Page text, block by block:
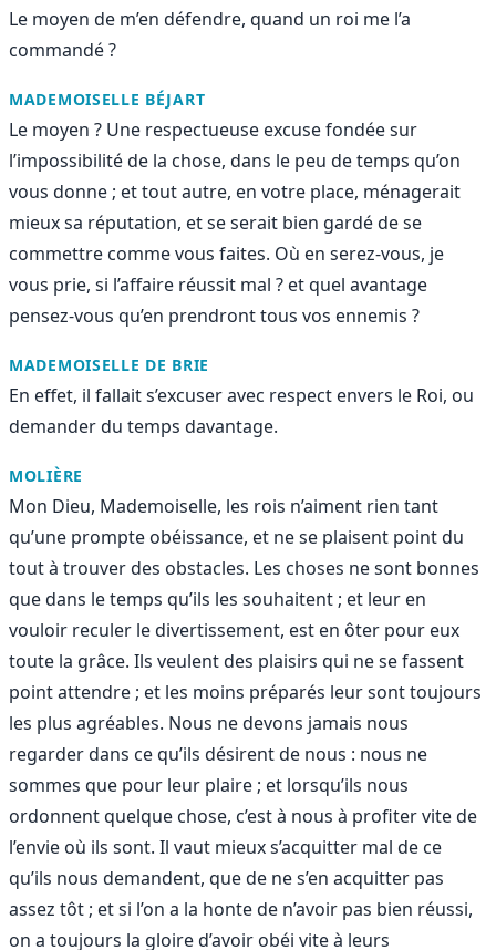
Le moyen de m’en défendre, quand un roi me l’a
commandé ?
MADEMOISELLE BÉJART
Le moyen ? Une respectueuse excuse fondée sur
l’impossibilité de la chose, dans le peu de temps qu’on
vous donne ; et tout autre, en votre place, ménagerait
mieux sa réputation, et se serait bien gardé de se
commettre comme vous faites. Où en serez-vous, je
vous prie, si l’affaire réussit mal ? et quel avantage
pensez-vous qu’en prendront tous vos ennemis ?
MADEMOISELLE DE BRIE
En effet, il fallait s’excuser avec respect envers le Roi, ou
demander du temps davantage.
MOLIÈRE
Mon Dieu, Mademoiselle, les rois n’aiment rien tant
qu’une prompte obéissance, et ne se plaisent point du
tout à trouver des obstacles. Les choses ne sont bonnes
que dans le temps qu’ils les souhaitent ; et leur en
vouloir reculer le divertissement, est en ôter pour eux
toute la grâce. Ils veulent des plaisirs qui ne se fassent
point attendre ; et les moins préparés leur sont toujours
les plus agréables. Nous ne devons jamais nous
regarder dans ce qu’ils désirent de nous : nous ne
sommes que pour leur plaire ; et lorsqu’ils nous
ordonnent quelque chose, c’est à nous à profiter vite de
l’envie où ils sont. Il vaut mieux s’acquitter mal de ce
qu’ils nous demandent, que de ne s’en acquitter pas
assez tôt ; et si l’on a la honte de n’avoir pas bien réussi,
on a toujours la gloire d’avoir obéi vite à leurs